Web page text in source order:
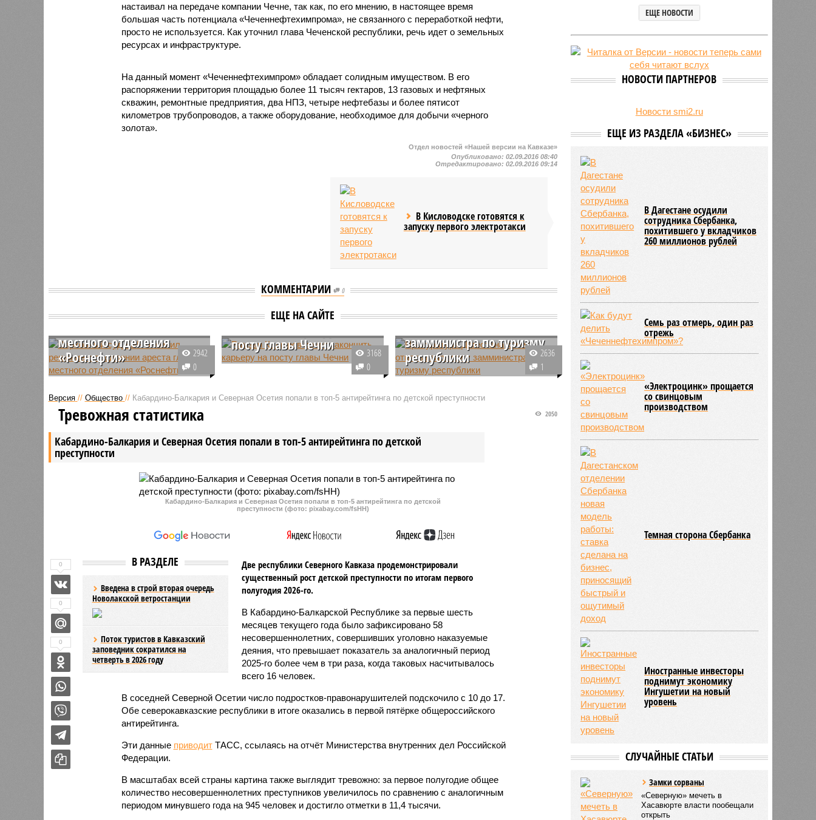
настаивал на передаче компании Чечне, так как, по его мнению, в настоящее время
большая часть потенциала «Чеченнефтехимпрома», не связанного с переработкой нефти,
просто не используется. Как уточнил глава Чеченской республики, речь идет о земельных
ресурсах и инфраструктуре.
На данный момент «Чеченнефтехимпром» обладает солидным имуществом. В его
распоряжении территория площадью более 11 тысяч гектаров, 13 газовых и нефтяных
скважин, ремонтные предприятия, два НПЗ, четыре нефтебазы и более пятисот
километров трубопроводов, а также оборудование, необходимое для добычи «черного
золота».
Отдел новостей «Нашей версии на Кавказе»
Опубликовано:02.09.2016 08:40
Отредактировано:02.09.2016 09:14
В Кисловодске готовятся к
запуску первого электротакси
КОММЕНТАРИИ 0
ЕЩЕ НА САЙТЕ
Верховный суд КБР
отменил решение о
местного отделения
«Роснефти»
Решение Нальчикского районного
бывшего руководителя
республиканского отделения
«Роснефти» Валерия Карданова
отменено Верховным судом
Кабардино-Балкарии.
2942
0
Рамзан Кадыров хочет
посту главы Чечни
Глава Чечни заявил, что хочет
федерального министра. Его
Чечню — процветающим
3168
0
Прокуратура Дагестана
замминистра по туризму
республики
Прокуратура Дагестана
мошенничестве на 18 миллионов
рублей. По версии следствия, на
купить себе квартиру в
2636
1
Версия // Общество // Кабардино-Балкария и Северная Осетия попали в топ-5 антирейтинга по детской преступности
Кабардино-Балкария и Северная Осетия попали в топ-5 антирейтинга по детской
преступности
2050
Тревожная статистика
Кабардино-Балкария и Северная Осетия попали в топ-5 антирейтинга по детской
преступности (фото: pixabay.com/fsHH)
В РАЗДЕЛЕ
Введена в строй вторая очередь
Новолакской ветростанции
Поток туристов в Кавказский
заповедник сократился на
четверть в 2026 году
Две республики Северного Кавказа продемонстрировали
существенный рост детской преступности по итогам первого
полугодия 2026-го.
В Кабардино-Балкарской Республике за первые шесть
месяцев текущего года было зафиксировано 58
несовершеннолетних, совершивших уголовно наказуемые
деяния, что превышает показатель за аналогичный период
2025-го более чем в три раза, когда таковых насчитывалось
всего 16 человек.
В соседней Северной Осетии число подростков-правонарушителей подскочило с 10 до 17.
Обе северокавказские республики в итоге оказались в первой пятёрке общероссийского
антирейтинга.
Эти данные приводитТАСС, ссылаясь на отчёт Министерства внутренних дел Российской
Федерации.
В масштабах всей страны картина также выглядит тревожно: за первое полугодие общее
количество несовершеннолетних преступников увеличилось по сравнению с аналогичным
периодом минувшего года на 945 человек и достигло отметки в 11,4 тысячи.
0
0
0
Продажи подержанных авто в
СКФО сократились в 2026 году
28/07
Авиалесоохрана предупредила о
на Северном Кавказе в августе
Кисловодский пляж стал первым
на Ставрополье обладателем
Республики СКФО замкнули
обороту розничной торговли
ЕЩЕ НОВОСТИ
НОВОСТИ ПАРТНЕРОВ
Новости smi2.ru
ЕЩЕ ИЗ РАЗДЕЛА «БИЗНЕС»
В Дагестане осудили
сотрудника Сбербанка,
похитившего у вкладчиков
260 миллионов рублей
Семь раз отмерь, один раз
отрежь
«Электроцинк» прощается
со свинцовым
производством
Темная сторона Сбербанка
Иностранные инвесторы
поднимут экономику
Ингушетии на новый
уровень
СЛУЧАЙНЫЕ СТАТЬИ
Замки сорваны
«Северную» мечеть в
Хасавюрте власти пообещали
открыть